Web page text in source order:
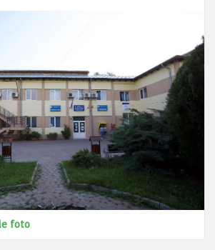
foto